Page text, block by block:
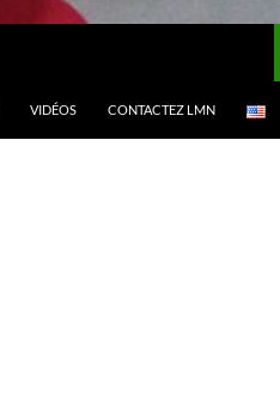
VIDÉOS CONTACTEZ LMN